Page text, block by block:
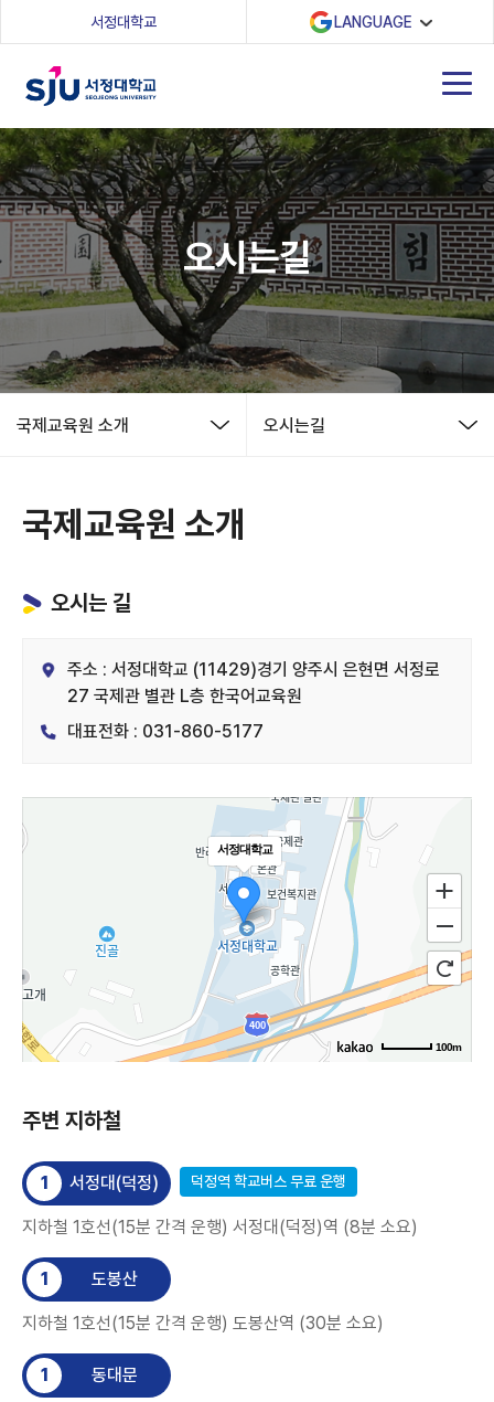
서정대학교 LANGUAGE
오시는길
국제교육원 소개 오시는길
국제교육원 소개
오시는 길
주소 : 서정대학교 (11429)경기 양주시 은현면 서정로
27 국제관 별관 L층 한국어교육원
대표전화 : 031-860-5177
서정대학교
100m
주변 지하철
1 서정대(덕정)
지하철 1호선(15분 간격 운행) 서정대(덕정)역 (8분 소요)
덕정역 학교버스 무료 운행
1 도봉산
지하철 1호선(15분 간격 운행) 도봉산역 (30분 소요)
1 동대문